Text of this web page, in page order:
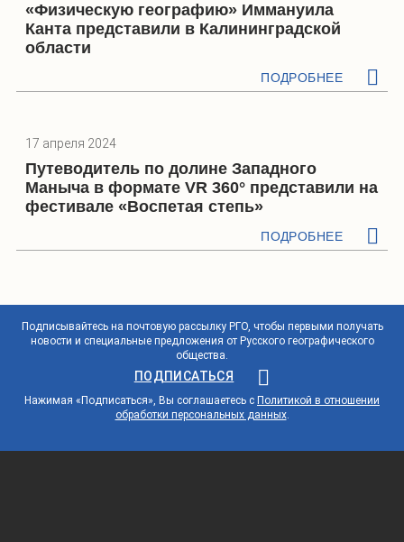
«Физическую географию» Иммануила
Канта представили в Калининградской
области
ПОДРОБНЕЕ
17 апреля 2024
Путеводитель по долине Западного
Маныча в формате VR 360° представили на
фестивале «Воспетая степь»
ПОДРОБНЕЕ
Подписывайтесь на почтовую рассылку РГО, чтобы первыми получать
новости и специальные предложения от Русского географического
общества.
ПОДПИСАТЬСЯ
Нажимая «Подписаться», Вы соглашаетесь с Политикой в отношении
обработки персональных данных.